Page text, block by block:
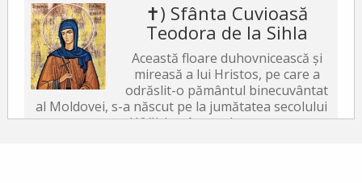
✝) Sfânta Cuvioasă
Teodora de la Sihla
Această floare duhovnicească și
mireasă a lui Hristos, pe care a
odrăslit-o pământul binecuvântat
al Moldovei, s-a născut pe la jumătatea secolului
al XVII-lea, în satul...